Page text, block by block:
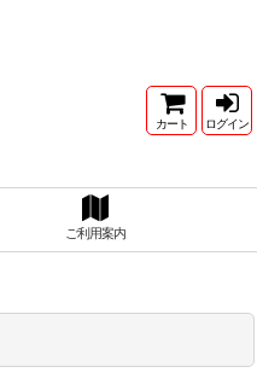
カート ログイン
ご利用案内